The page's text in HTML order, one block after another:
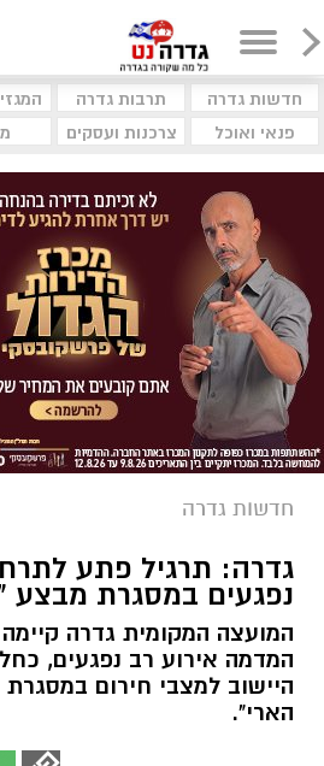
חדשות גדרה תרבות גדרה
פנאי ואוכל
צרכנות ועסקים
חדשות גדרה
גדרה: תרגיל פתע
נפגעים במסגרת מבצע
המועצה המקומית גדרה
המדמה אירוע רב נפגעים,
היישוב למצבי חירום
הארי".